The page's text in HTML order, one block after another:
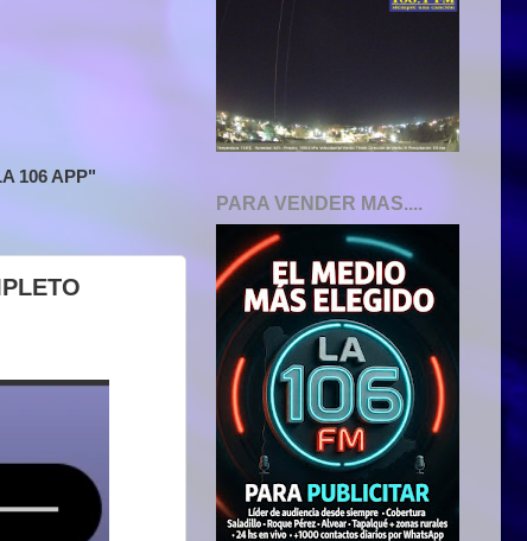
106 APP"
PARA VENDER MAS....